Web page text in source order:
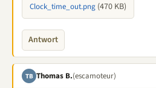
Clock_time_out.png (470 KB)
Antwort
TB Thomas B.(escamoteur)